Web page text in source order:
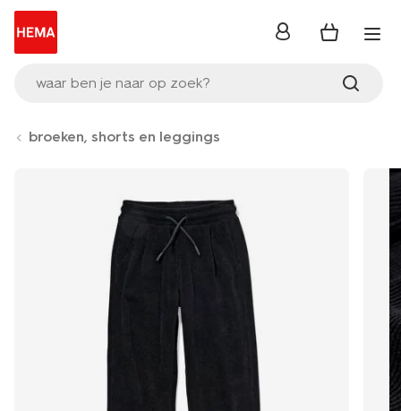
waar ben je naar op zoek?
inloggen
broeken, shorts en leggings